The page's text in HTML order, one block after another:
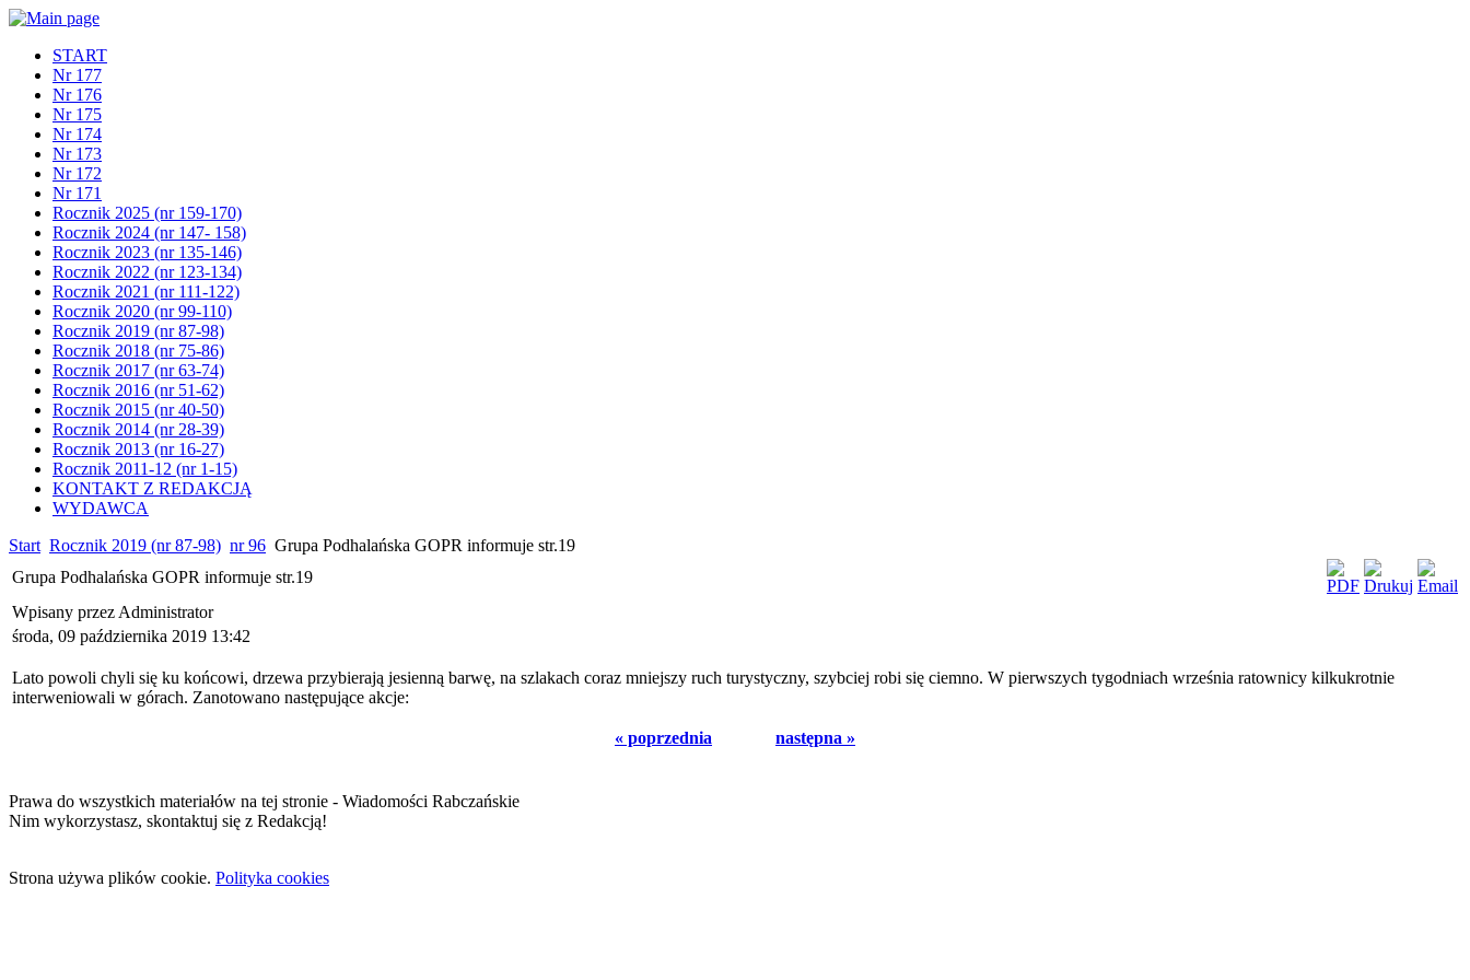
START
Nr 177
Nr 176
Nr 175
Nr 174
Nr 173
Nr 172
Nr 171
Rocznik 2025 (nr 159-170)
Rocznik 2024 (nr 147- 158)
Rocznik 2023 (nr 135-146)
Rocznik 2022 (nr 123-134)
Rocznik 2021 (nr 111-122)
Rocznik 2020 (nr 99-110)
Rocznik 2019 (nr 87-98)
Rocznik 2018 (nr 75-86)
Rocznik 2017 (nr 63-74)
Rocznik 2016 (nr 51-62)
Rocznik 2015 (nr 40-50)
Rocznik 2014 (nr 28-39)
Rocznik 2013 (nr 16-27)
Rocznik 2011-12 (nr 1-15)
KONTAKT Z REDAKCJĄ
WYDAWCA
Start Rocznik 2019 (nr 87-98) nr 96 Grupa Podhalańska GOPR informuje str.19
Grupa Podhalańska GOPR informuje str.19
Wpisany przez Administrator
środa, 09 października 2019 13:42
Lato powoli chyli się ku końcowi, drzewa przybierają jesienną barwę, na szlakach coraz mniejszy ruch turystyczny, szybciej robi się ciemno. W pierwszych tygodniach września ratownicy kilkukrotnie
interweniowali w górach. Zanotowano następujące akcje:
« poprzednia następna »
Prawa do wszystkich materiałów na tej stronie - Wiadomości Rabczańskie
Nim wykorzystasz, skontaktuj się z Redakcją!
Strona używa plików cookie. Polityka cookies